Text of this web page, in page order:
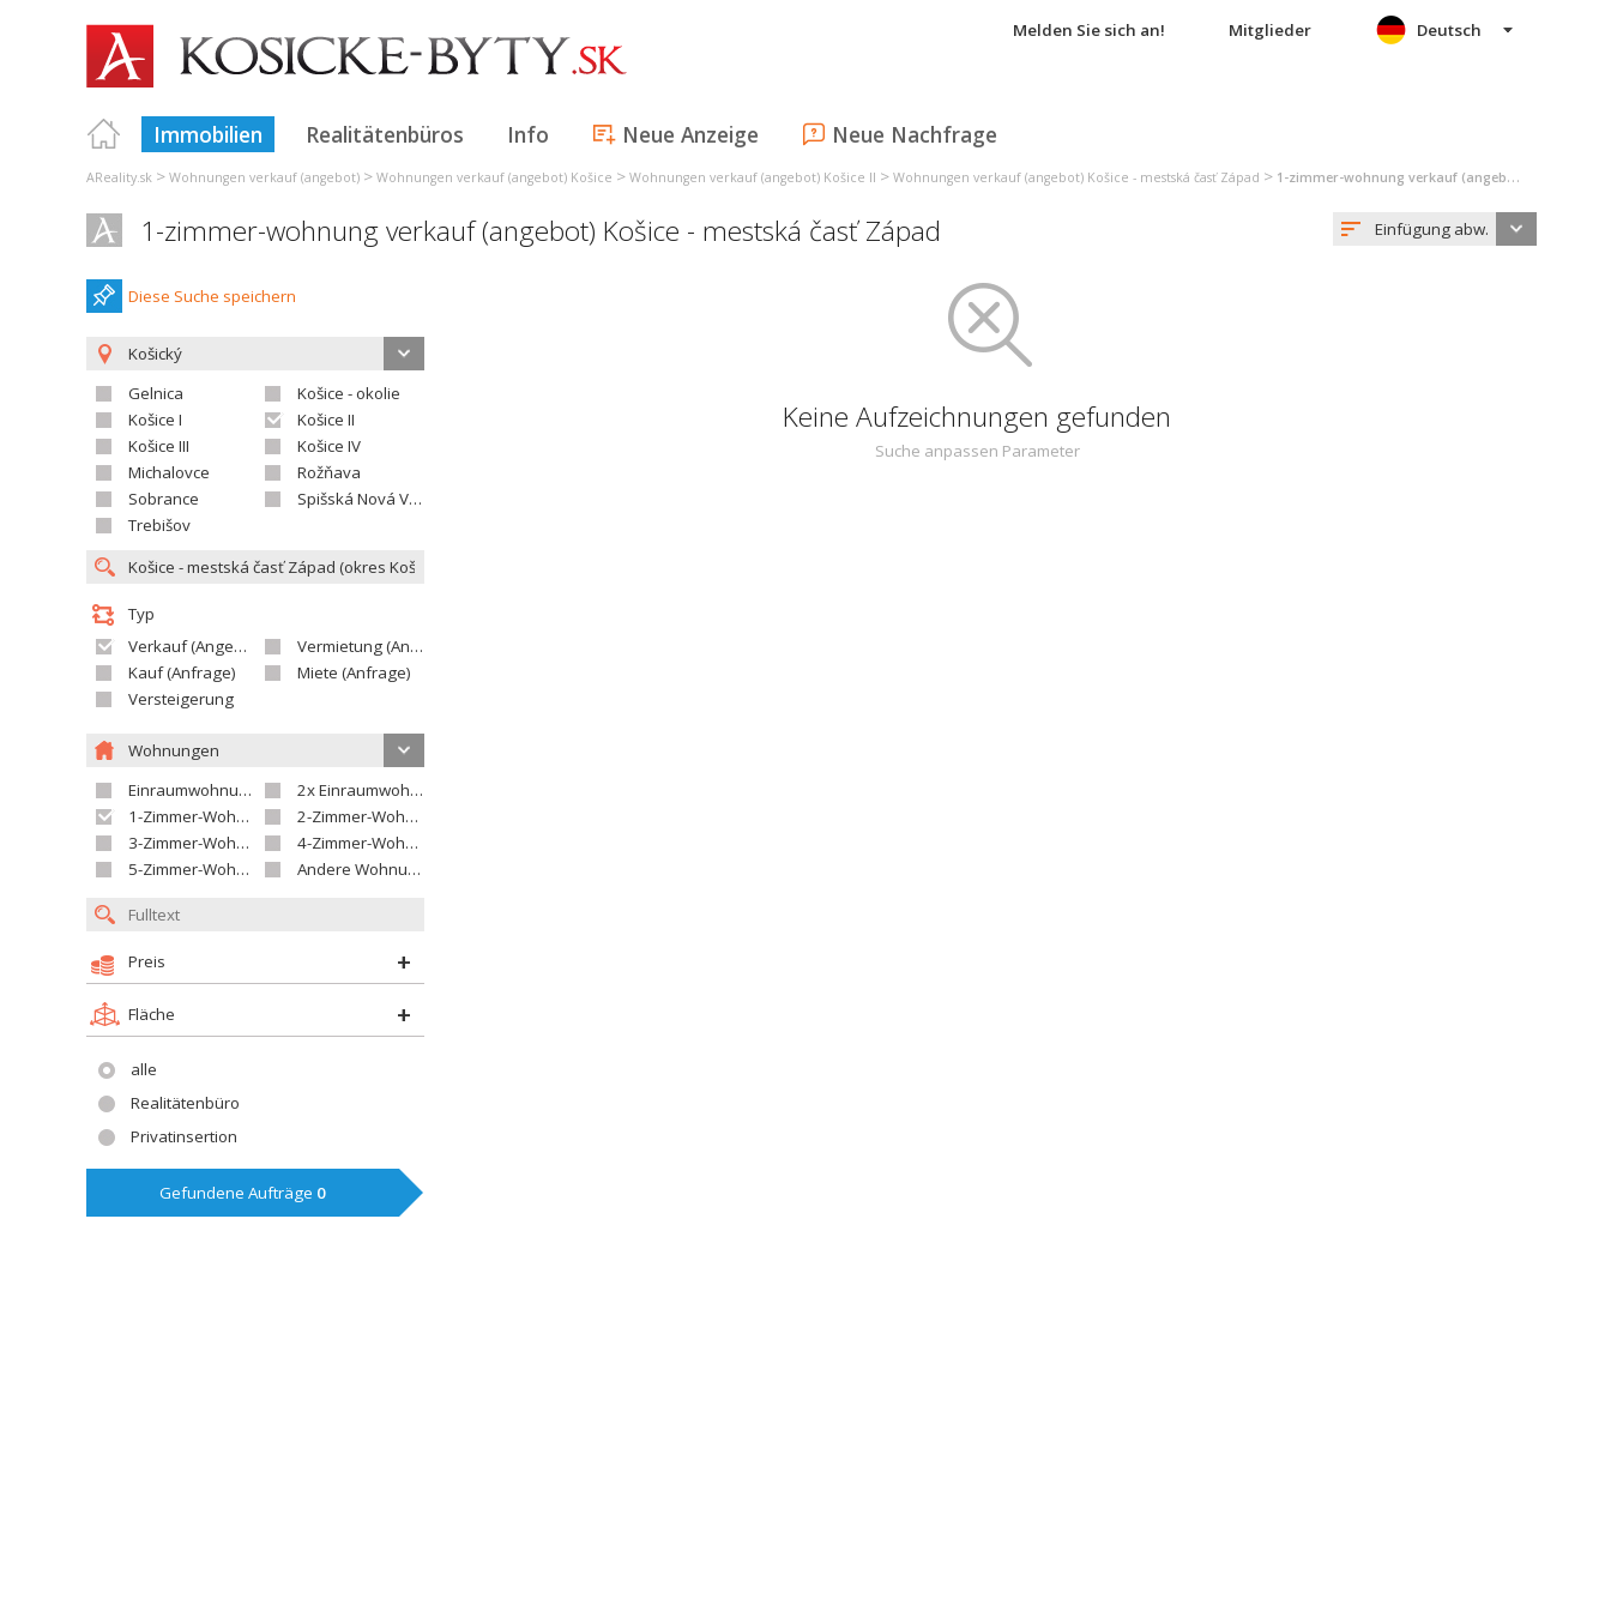
Melden Sie sich an! Mitglieder
Immobilien Realitätenbüros Info Neue Anzeige Neue Nachfrage
Deutsch
AReality.sk > Wohnungen verkauf (angebot) > Wohnungen verkauf (angebot) Košice > Wohnungen verkauf (angebot) Košice II > Wohnungen verkauf (angebot) Košice - mestská časť Západ > 1-zimmer-wohnung verkauf (angebot) Košice - mestská časť Západ
1-zimmer-wohnung verkauf (angebot) Košice - mestská časť Západ Einfügung abw.
Diese Suche speichern
Košický
Gelnica
Košice - okolie
Košice I
Košice II
Košice III
Košice IV
Michalovce
Rožňava
Sobrance
Spišská Nová Ves
Trebišov
Typ
Verkauf (Angebot)
Vermietung (Angebot)
Kauf (Anfrage)
Miete (Anfrage)
Versteigerung
Wohnungen
Einraumwohnung
2x Einraumwohnung
1-Zimmer-Wohnung
2-Zimmer-Wohnung
3-Zimmer-Wohnung
4-Zimmer-Wohnung
5-Zimmer-Wohnung und größer
Andere Wohnung
Preis
Fläche
alle
Realitätenbüro
Privatinsertion
Gefundene Aufträge 0
Keine Aufzeichnungen gefunden
Suche anpassen Parameter